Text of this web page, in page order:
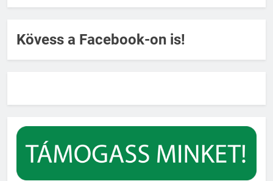
Kövess a Facebook-on is!